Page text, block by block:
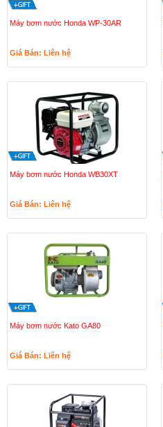
Máy bơm nước Honda WP-30AR
Giá Bán: Liên hệ
Máy bơm nước Honda WB30XT
Giá Bán: Liên hệ
Máy bơm nước Kato GA80
Giá Bán: Liên hệ